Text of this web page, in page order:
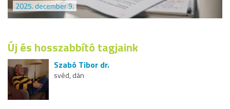
2025. december 9.
Új és hosszabbító tagjaink
Szabó Tibor dr.
svéd, dán